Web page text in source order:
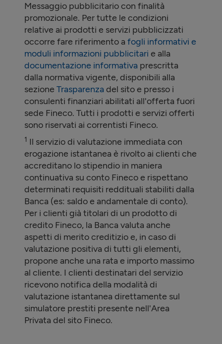
Messaggio pubblicitario con finalità
promozionale. Per tutte le condizioni
relative ai prodotti e servizi pubblicizzati
occorre fare riferimento afogli informativi e
moduli informazioni pubblicitari e alla
documentazione informativa prescritta
dalla normativa vigente, disponibili alla
sezioneTrasparenza del sito e presso i
consulenti finanziari abilitati all'offerta fuori
sede Fineco. Tutti i prodotti e servizi offerti
sono riservati ai correntisti Fineco.
1 Il servizio di valutazione immediata con
erogazione istantanea è rivolto ai clienti che
accreditano lo stipendio in maniera
continuativa su conto Fineco e rispettano
determinati requisiti reddituali stabiliti dalla
Banca (es: saldo e andamentale di conto).
Per i clienti già titolari di un prodotto di
credito Fineco, la Banca valuta anche
aspetti di merito creditizio e, in caso di
valutazione positiva di tutti gli elementi,
propone anche una rata e importo massimo
al cliente. I clienti destinatari del servizio
ricevono notifica della modalità di
valutazione istantanea direttamente sul
simulatore prestiti presente nell'Area
Privata del sito Fineco.